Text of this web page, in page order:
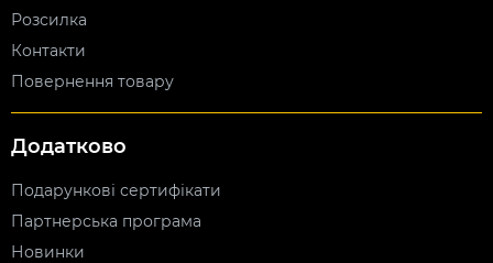
Розсилка
Контакти
Повернення товару
Додатково
Подарункові сертифікати
Партнерська програма
Новинки